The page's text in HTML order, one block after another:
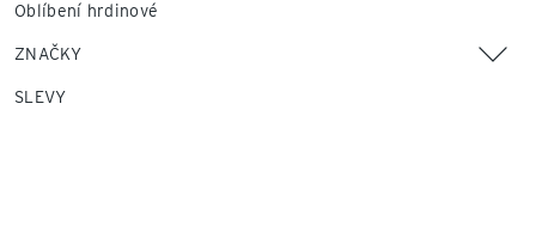
Oblíbení hrdinové
ZNAČKY
SLEVY